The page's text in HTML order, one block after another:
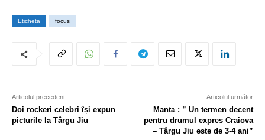
Eticheta focus
Articolul precedent
Doi rockeri celebri își expun
picturile la Târgu Jiu
Articolul următor
Manta : ” Un termen decent
pentru drumul expres Craiova
– Târgu Jiu este de 3-4 ani”